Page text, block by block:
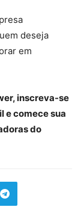
deseja
em
inscreva-se
e comece sua
do